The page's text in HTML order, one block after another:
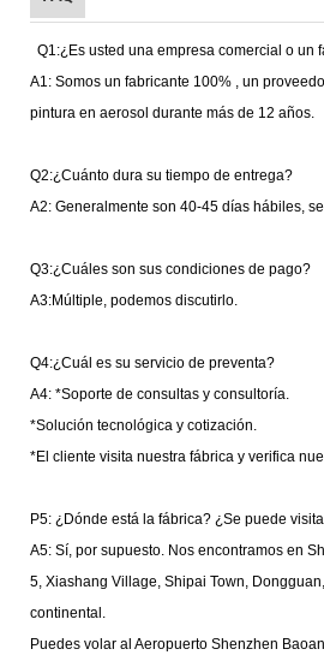
Q1:¿Es usted una empresa comercial o un
A1: Somos un fabricante 100% , un
pintura en aerosol durante más de 12 años.
Q2:¿Cuánto dura su tiempo de entrega?
A2: Generalmente son 40-45 días hábiles,
Q3:¿Cuáles son sus condiciones de pago?
A3:Múltiple, podemos discutirlo.
Q4:¿Cuál es su servicio de preventa?
A4: *Soporte de consultas y consultoría.
*Solución tecnológica y cotización.
*El cliente visita nuestra fábrica y verifica
P5: ¿Dónde está la fábrica? ¿Se puede
A5: Sí, por supuesto. Nos encontramos en
5, Xiashang Village, Shipai Town,
continental.
Puedes volar al Aeropuerto Shenzhen